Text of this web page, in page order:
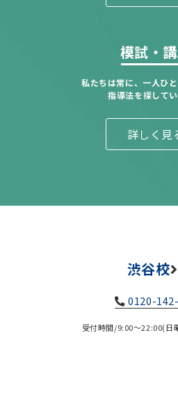
模試・
私たちは常に、一人ひ
指導法を探してい
詳しく見
渋谷校
0120-
受付時間/9:00～22:00(日